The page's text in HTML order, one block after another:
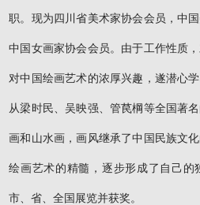
职。现为四川省美术家协会会员，中
中国女画家协会会员。由于工作性质
对中国绘画艺术的浓厚兴趣，遂潜心
从梁时民、吴映强、管苠棡等全国著
画和山水画，画风继承了中国民族文
绘画艺术的精髓，逐步形成了自己的
市、省、全国展览并获奖。